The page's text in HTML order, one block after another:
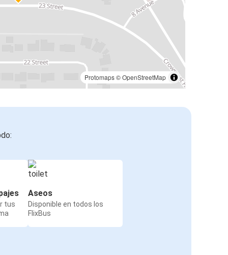
Protomaps©OpenStreetMap
tus
Aseos
Disponible en todos los
FlixBus